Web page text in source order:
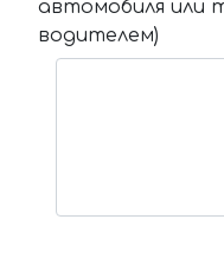
автомобиля или
водителем)